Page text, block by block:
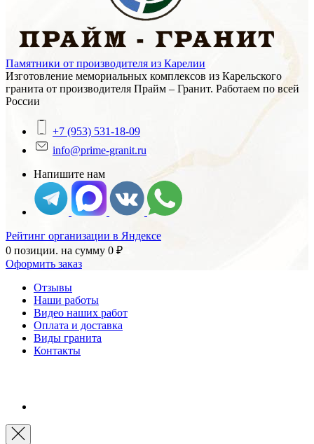
Памятники от производителя из Карелии
Изготовление мемориальных комплексов из Карельского
гранита от производителя Прайм – Гранит. Работаем по всей
России
+7 (953) 531-18-09
info@prime-granit.ru
Напишите нам
Рейтинг организации в Яндексе
0 позиции. на сумму 0 ₽
Оформить заказ
Отзывы
Наши работы
Видео наших работ
Оплата и доставка
Виды гранита
Контакты